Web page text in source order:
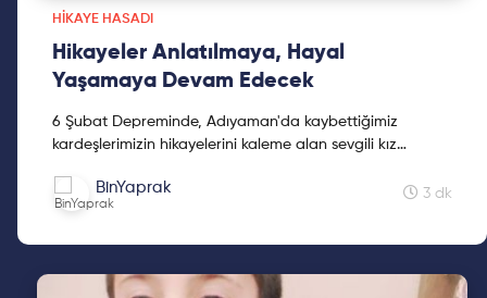
HIKAYE HASADI
Hikayeler Anlatılmaya, Hayal
Yaşamaya Devam Edecek
6 Şubat Depreminde, Adıyaman'da kaybettiğimiz
kardeşlerimizin hikayelerini kaleme alan sevgili kız
BinYaprak 3 dk